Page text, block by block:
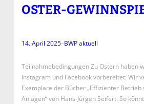
OSTER-
14. April 2025–BWP aktuell
Teilnahmebedingungen Zu Ostern haben
Instagram und Facebook vorbereitet: Wir
Exemplare der Bücher „Effizienter
Anlagen“ von Hans-Jürgen Seifert. So